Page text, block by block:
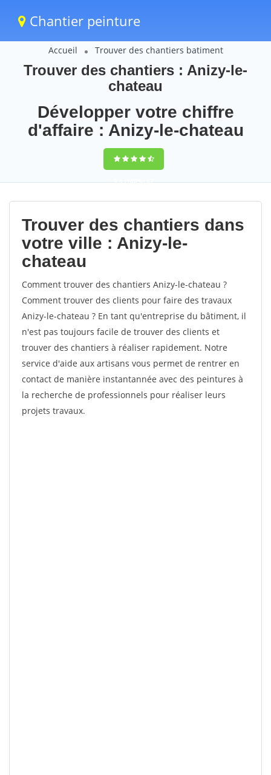
Chantier peinture
Accueil Trouver des chantiers batiment
Trouver des chantiers : Anizy-le-
chateau
Développer votre chiffre
d'affaire : Anizy-le-chateau
9,5(100%)67
votes
Trouver des chantiers dans
votre ville : Anizy-le-
chateau
Comment trouver des chantiers Anizy-le-chateau ?
Comment trouver des clients pour faire des travaux
Anizy-le-chateau ? En tant qu'entreprise du bâtiment, il
n'est pas toujours facile de trouver des clients et
trouver des chantiers à réaliser rapidement. Notre
service d'aide aux artisans vous permet de rentrer en
contact de manière instantannée avec des peintures à
la recherche de professionnels pour réaliser leurs
projets travaux.